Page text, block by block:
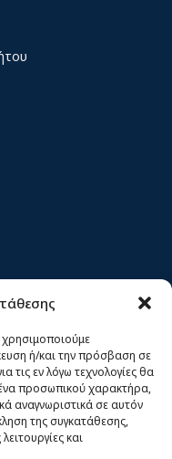
χρησιμοποιούμε
ή/και την πρόσβαση σε
τις εν λόγω τεχνολογίες θα
προσωπικού χαρακτήρα,
αναγνωριστικά σε αυτόν
της συγκατάθεσης,
και
& δράση